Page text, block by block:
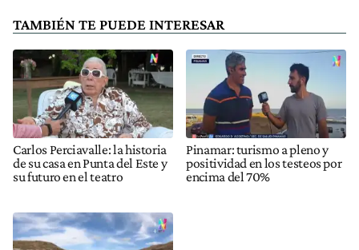
TAMBIÉN TE PUEDE INTERESAR
Carlos Perciavalle: la historia
de su casa en Punta del Este y
su futuro en el teatro
Pinamar: turismo a pleno y
positividad en los testeos por
encima del 70%